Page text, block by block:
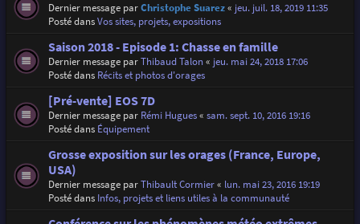
Dernier message parChristophe Suarez« jeu. juil. 18, 2019 11:35
Posté dansVos sites, projets, expositions
Saison 2018 - Episode 1: Chasse en famille
Dernier message parThibaud Talon« jeu. mai 24, 2018 17:06
Posté dans Récits et photos d'orages
[Pré-vente] EOS 7D
Dernier message par Rémi Hugues« sam. sept. 10, 2016 19:16
Posté dans Équipement
Grosse exposition sur les orages (France, Europe,
USA)
Dernier message parThibault Cormier« lun. mai 23, 2016 19:19
Posté dans Infos, projets et liens utiles à la communauté